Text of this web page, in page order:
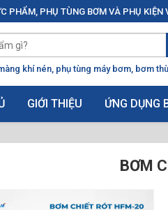
PHẨM, PHỤ TÙNG BƠM VÀ PHỤ KIỆN
khí nén phụ tùng máy bơm bơm
GIỚI THIỆU ỨNG DỤNG
BƠM